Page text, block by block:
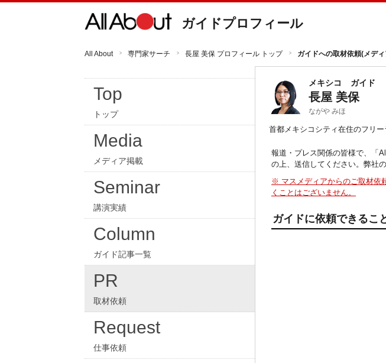
ガイドプロフィール
All About 専門家サーチ 長屋 美保 プロフィール トップ ガイドへの取材依頼(メデ
Top
トップ
Media
メディア掲載
Seminar
講演実績
Column
ガイド記事一覧
PR
取材依頼
Request
仕事依頼
メキシコ ガイド
長屋 美保
ながや みほ
首都メキシコシティ在住のフリ
報道・プレス関係の皆様で、「
の上、送信してください。弊社
※ マスメディアからのご取材依
くことはございません。
ガイドに依頼できるこ